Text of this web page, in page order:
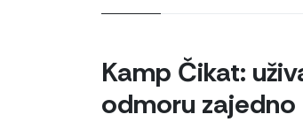
Kamp Čikat:
odmoru zajedno